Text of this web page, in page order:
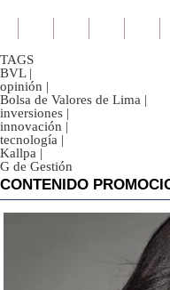
TAGS
BVL |
opinión |
Bolsa de Valores de Lima |
inversiones |
innovación |
tecnología |
Kallpa |
G de Gestión